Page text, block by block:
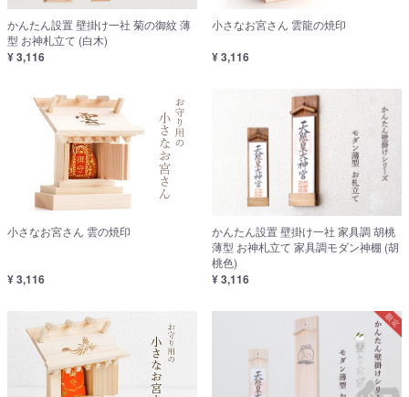
かんたん設置 壁掛け一社 菊の御紋 薄
型 お神札立て (白木)
¥ 3,116
小さなお宮さん 雲龍の焼印
¥ 3,116
小さなお宮さん 雲の焼印
¥ 3,116
かんたん設置 壁掛け一社 家具調 胡桃
薄型 お神札立て 家具調モダン神棚 (胡
桃色)
¥ 3,116